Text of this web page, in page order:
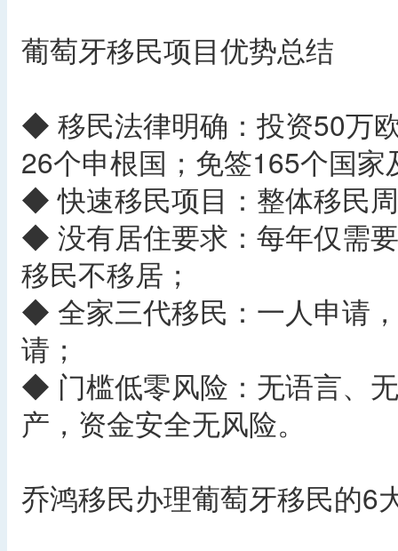
葡萄牙移民项目优势总结
◆ 移民法律明确：投资50万
26个申根国；免签165个国家
◆ 快速移民项目：整体移民
◆ 没有居住要求：每年仅需
移民不移居；
◆ 全家三代移民：一人申请
请；
◆ 门槛低零风险：无语言、
产，资金安全无风险。
乔鸿移民办理葡萄牙移民的6